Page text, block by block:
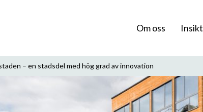
Om oss
– en stadsdel med hög grad av innovation